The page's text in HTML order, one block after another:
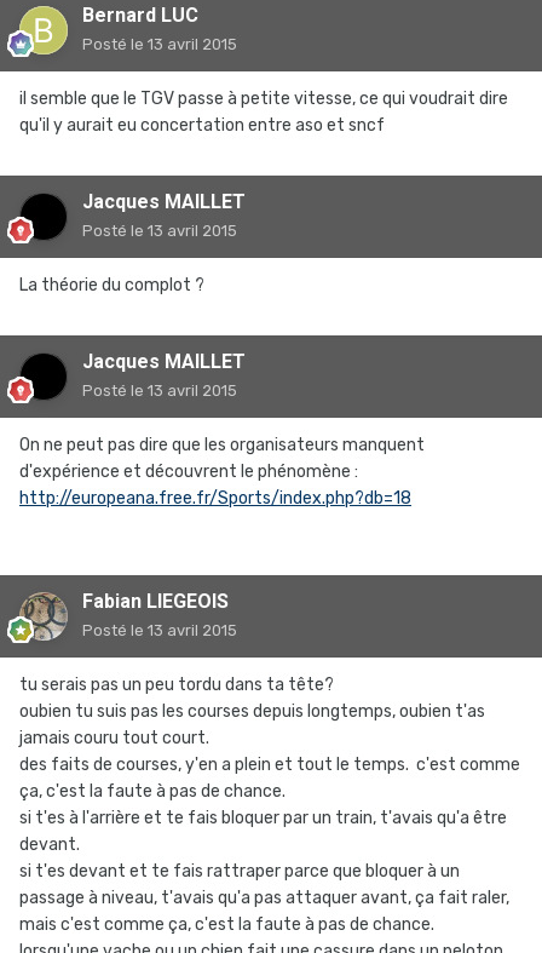
Bernard LUC
Posté le 13 avril 2015
il semble que le TGV passe à petite vitesse, ce qui voudrait dire
qu'il y aurait eu concertation entre aso et sncf
Jacques MAILLET
Posté le 13 avril 2015
La théorie du complot ?
Jacques MAILLET
Posté le 13 avril 2015
On ne peut pas dire que les organisateurs manquent
d'expérience et découvrent le phénomène :
http://europeana.free.fr/Sports/index.php?db=18
Fabian LIEGEOIS
Posté le 13 avril 2015
tu serais pas un peu tordu dans ta tête?
oubien tu suis pas les courses depuis longtemps, oubien t'as
jamais couru tout court.
des faits de courses, y'en a plein et tout le temps. c'est comme
ça, c'est la faute à pas de chance.
si t'es à l'arrière et te fais bloquer par un train, t'avais qu'a être
devant.
si t'es devant et te fais rattraper parce que bloquer à un
passage à niveau, t'avais qu'a pas attaquer avant, ça fait raler,
mais c'est comme ça, c'est la faute à pas de chance.